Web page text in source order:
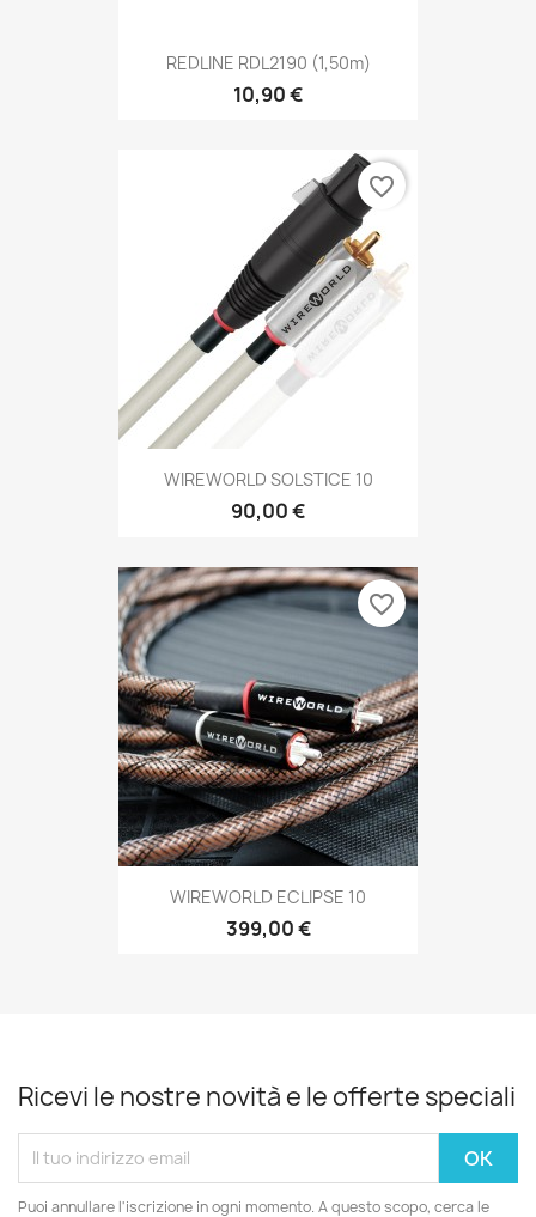
REDLINE RDL2190 (1,50m)
10,90 €
WIREWORLD SOLSTICE 10
90,00 €
favorite_border
WIREWORLD ECLIPSE 10
399,00 €
favorite_border
Ricevi le nostre novità e le offerte speciali
Puoi annullare l'iscrizione in ogni momento. A questo scopo, cerca le